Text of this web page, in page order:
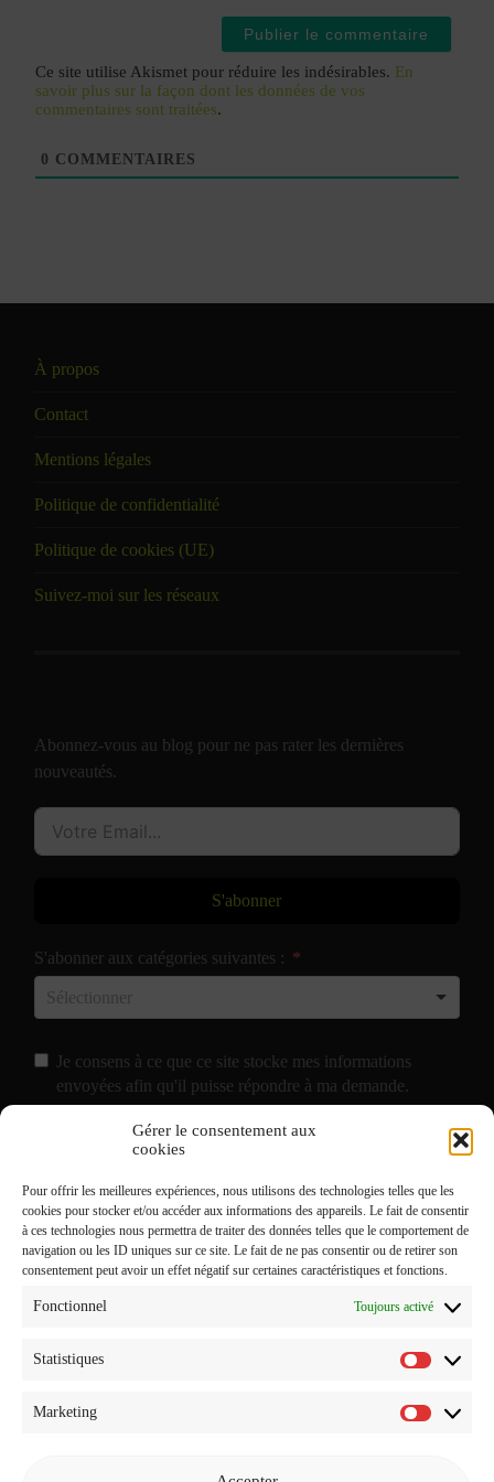
Gérer le consentement aux
cookies
Pour offrir les meilleures expériences, nous utilisons des technologies telles que les
cookies pour stocker et/ou accéder aux informations des appareils. Le fait de consentir
à ces technologies nous permettra de traiter des données telles que le comportement de
navigation ou les ID uniques sur ce site. Le fait de ne pas consentir ou de retirer son
consentement peut avoir un effet négatif sur certaines caractéristiques et fonctions.
Fonctionnel Toujours activé
Statistiques
Marketing
Ce site utilise Akismet pour réduire les indésirables. En
savoir plus sur la façon dont les données de vos
commentaires sont traitées.
0 COMMENTAIRES
À propos
Contact
Mentions légales
Politique de confidentialité
Politique de cookies (UE)
Suivez-moi sur les réseaux
Abonnez-vous au blog pour ne pas rater les dernières
nouveautés.
S'abonner
S'abonner aux catégories suivantes :
Je consens à ce que ce site stocke mes informations
envoyées afin qu'il puisse répondre à ma demande.
J'accepte de recevoir vos e-mails et confirme avoir pris
Mentions Légales.